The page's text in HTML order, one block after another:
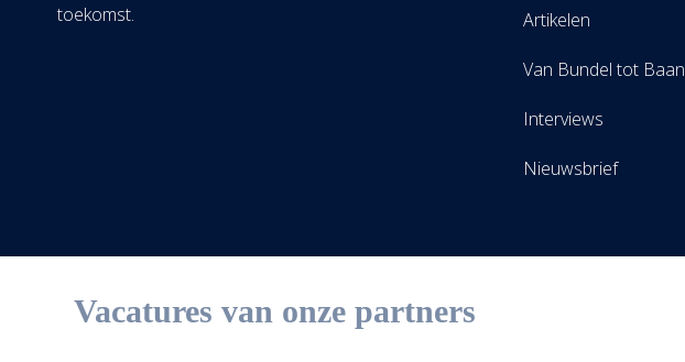
toekomst.
Artikelen
Van Bundel tot Baan
Interviews
Nieuwsbrief
Vacatures van onze partners